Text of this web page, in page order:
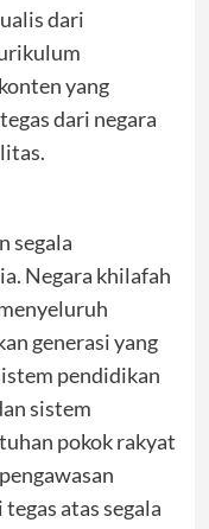
dari
yang
dari negara
segala
Negara khilafah
generasi yang
pendidikan
sistem
pokok rakyat
atas segala